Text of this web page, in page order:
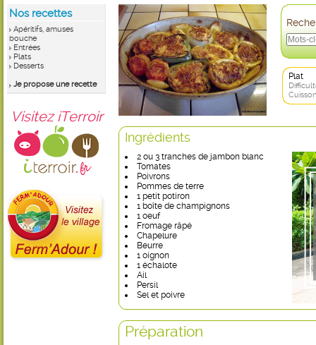
Nos recettes
Apéritifs, amuses
bouche
Entrées
Plats
Desserts
Je propose une recette
Visitez iTerroir
Plat
Ingrédients
2 ou 3 tranches de jambon blanc
Tomates
Poivrons
Pommes de terre
1 petit potiron
1 boîte de champignons
1 oeuf
Fromage râpé
Chapelure
Beurre
1 oignon
1 échalote
Ail
Persil
Sel et poivre
Préparation